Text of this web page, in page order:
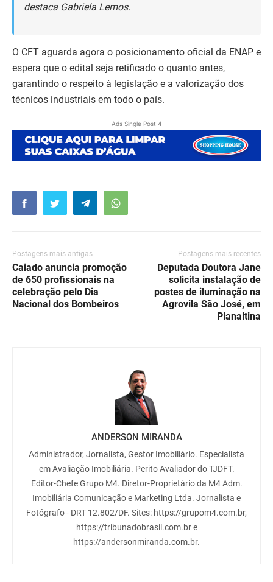
destaca Gabriela Lemos.
O CFT aguarda agora o posicionamento oficial da ENAP e
espera que o edital seja retificado o quanto antes,
garantindo o respeito à legislação e a valorização dos
técnicos industriais em todo o país.
Ads Single Post 4
Postagens mais antigas
Caiado anuncia promoção
de 650 profissionais na
celebração pelo Dia
Nacional dos Bombeiros
Postagens mais recentes
Deputada Doutora Jane
solicita instalação de
postes de iluminação na
Agrovila São José, em
Planaltina
ANDERSON MIRANDA
Administrador, Jornalista, Gestor Imobiliário. Especialista
em Avaliação Imobiliária. Perito Avaliador do TJDFT.
Editor-Chefe Grupo M4. Diretor-Proprietário da M4 Adm.
Imobiliária Comunicação e Marketing Ltda. Jornalista e
Fotógrafo - DRT 12.802/DF. Sites: https://grupom4.com.br,
https://tribunadobrasil.com.br e
https://andersonmiranda.com.br.